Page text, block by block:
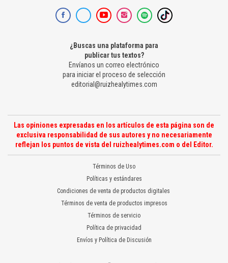
¿Buscas una plataforma para
publicar tus textos?
Envíanos un correo electrónico
para iniciar el proceso de selección
editorial@ruizhealytimes.com
Las opiniones expresadas en los artículos de esta página son de
exclusiva responsabilidad de sus autores y no necesariamente
reflejan los puntos de vista del ruizhealytimes.com o del Editor.
Términos de Uso
Políticas y estándares
Condiciones de venta de productos digitales
Términos de venta de productos impresos
Términos de servicio
Política de privacidad
Envíos y Política de Discusión